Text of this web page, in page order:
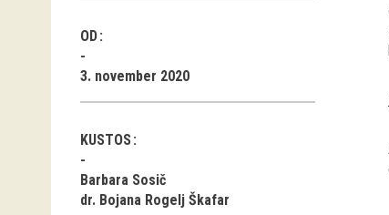
OD
3. november 2020
KUSTOS
Barbara Sosič
dr. Bojana Rogelj Škafar